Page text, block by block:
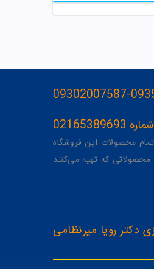
محصولات این فروشگاه
که تهیه می‌کنند
دکتر رویا میرنظامی